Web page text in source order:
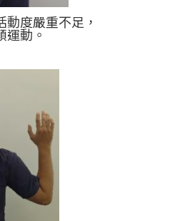
動度嚴重不足，
運動。